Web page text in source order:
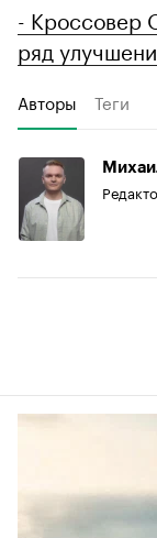
- Кроссовер
ряд
Авторы Теги